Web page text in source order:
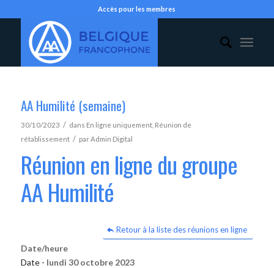
Accès pour les membres
AA Humilité (semaine)
30/10/2023 / dans En ligne uniquement, Réunion de
rétablissement / parAdmin Digital
Réunion en ligne du groupe
AA Humilité
Retour à la liste des réunions en ligne
Date/heure
Date - lundi 30 octobre 2023